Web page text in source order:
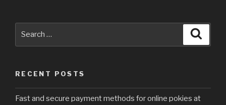
RECENT POSTS
Fast and secure payment methods for online pokies at